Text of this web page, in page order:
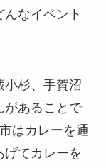
なイベント
小杉、手賀沼
があることで
はカレーを通
げてカレーを